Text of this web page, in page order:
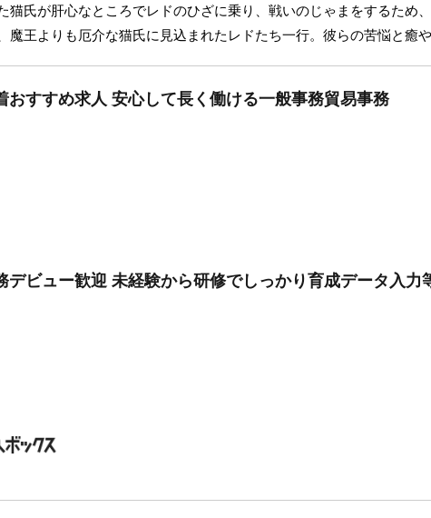
猫氏が肝心なところでレドのひざに乗り、戦いのじゃまをするため
魔王よりも厄介な猫氏に見込まれたレドたち一行。彼らの苦悩と癒
おすすめ求人 安心して長く働ける一般事務貿易事務
デビュー歓迎 未経験から研修でしっかり育成データ入力